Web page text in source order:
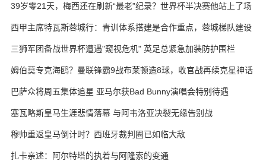
39岁零21天，梅西还在刷新“最老”纪录？世界杯半决赛他站上了场
西甲主席特瓦斯蓉城行：青训体系搭建是合作重点，蓉城梯队建设
待加强
三狮军团备战世界杯遭遇"窥视危机" 英足总紧急加装防护围栏
姆伯莫专克海鸥？曼联锋霸9战布莱顿造8球，收官战再续克星神话
巴萨众将周五集体追星 亚马尔获Bad Bunny演唱会特别待遇
塞瓦略斯皇马生涯悲情落幕 与阿韦洛亚决裂无缘告别战
穆帅重返皇马倒计时？西班牙裁判圈已如临大敌
扎卡亲述：阿尔特塔的执着与阿隆索的变通